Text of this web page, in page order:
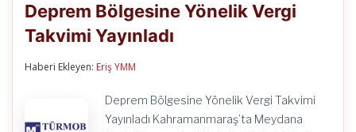
Yönelik
Vergi
Takvimi
Deprem Bölgesine Yönelik Vergi
Takvimi Yayınladı
Haberi Ekleyen: Eriş YMM
Deprem Bölgesine Yönelik Vergi Takvimi
Yayınladı Kahramanmaraş’ta Meydana